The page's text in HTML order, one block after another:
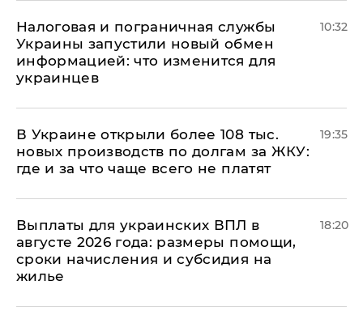
Налоговая и пограничная службы
Украины запустили новый обмен
информацией: что изменится для
украинцев
10:32
В Украине открыли более 108 тыс.
новых производств по долгам за ЖКУ:
где и за что чаще всего не платят
19:35
Выплаты для украинских ВПЛ в
августе 2026 года: размеры помощи,
сроки начисления и субсидия на
жилье
18:20